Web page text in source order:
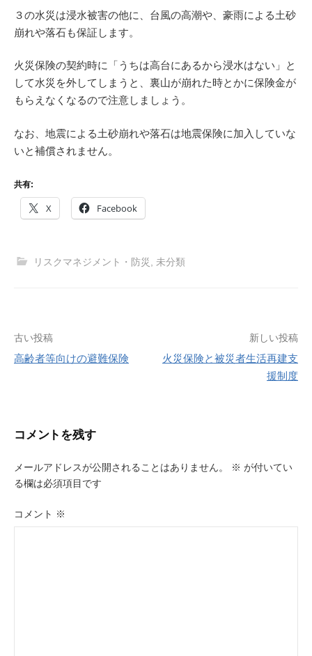
３の水災は浸水被害の他に、台風の高潮や、豪雨による土砂
崩れや落石も保証します。
火災保険の契約時に「うちは高台にあるから浸水はない」と
して水災を外してしまうと、裏山が崩れた時とかに保険金が
もらえなくなるので注意しましょう。
なお、地震による土砂崩れや落石は地震保険に加入していな
いと補償されません。
共有:
X Facebook
リスクマネジメント・防災 未分類
投
稿
ゲ
ー
シ
ョ
古い投稿
高齢者等向けの避難保険
新しい投稿
火災保険と被災者生活再建支
援制度
コメントを残す
メールアドレスが公開されることはありません。 ※ が付いてい
る欄は必須項目です
コメント ※